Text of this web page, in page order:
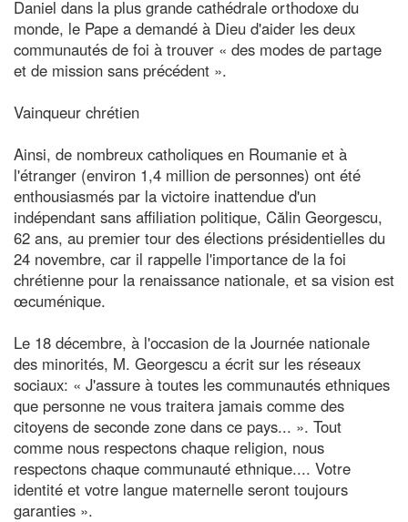
Daniel dans la plus grande cathédrale orthodoxe du
monde, le Pape a demandé à Dieu d'aider les deux
communautés de foi à trouver « des modes de partage
et de mission sans précédent ».
Vainqueur chrétien
Ainsi, de nombreux catholiques en Roumanie et à
l'étranger (environ 1,4 million de personnes) ont été
enthousiasmés par la victoire inattendue d'un
indépendant sans affiliation politique, Călin Georgescu,
62 ans, au premier tour des élections présidentielles du
24 novembre, car il rappelle l'importance de la foi
chrétienne pour la renaissance nationale, et sa vision est
œcuménique.
Le 18 décembre, à l'occasion de la Journée nationale
des minorités, M. Georgescu a écrit sur les réseaux
sociaux: « J'assure à toutes les communautés ethniques
que personne ne vous traitera jamais comme des
citoyens de seconde zone dans ce pays... ». Tout
comme nous respectons chaque religion, nous
respectons chaque communauté ethnique.... Votre
identité et votre langue maternelle seront toujours
garanties ».